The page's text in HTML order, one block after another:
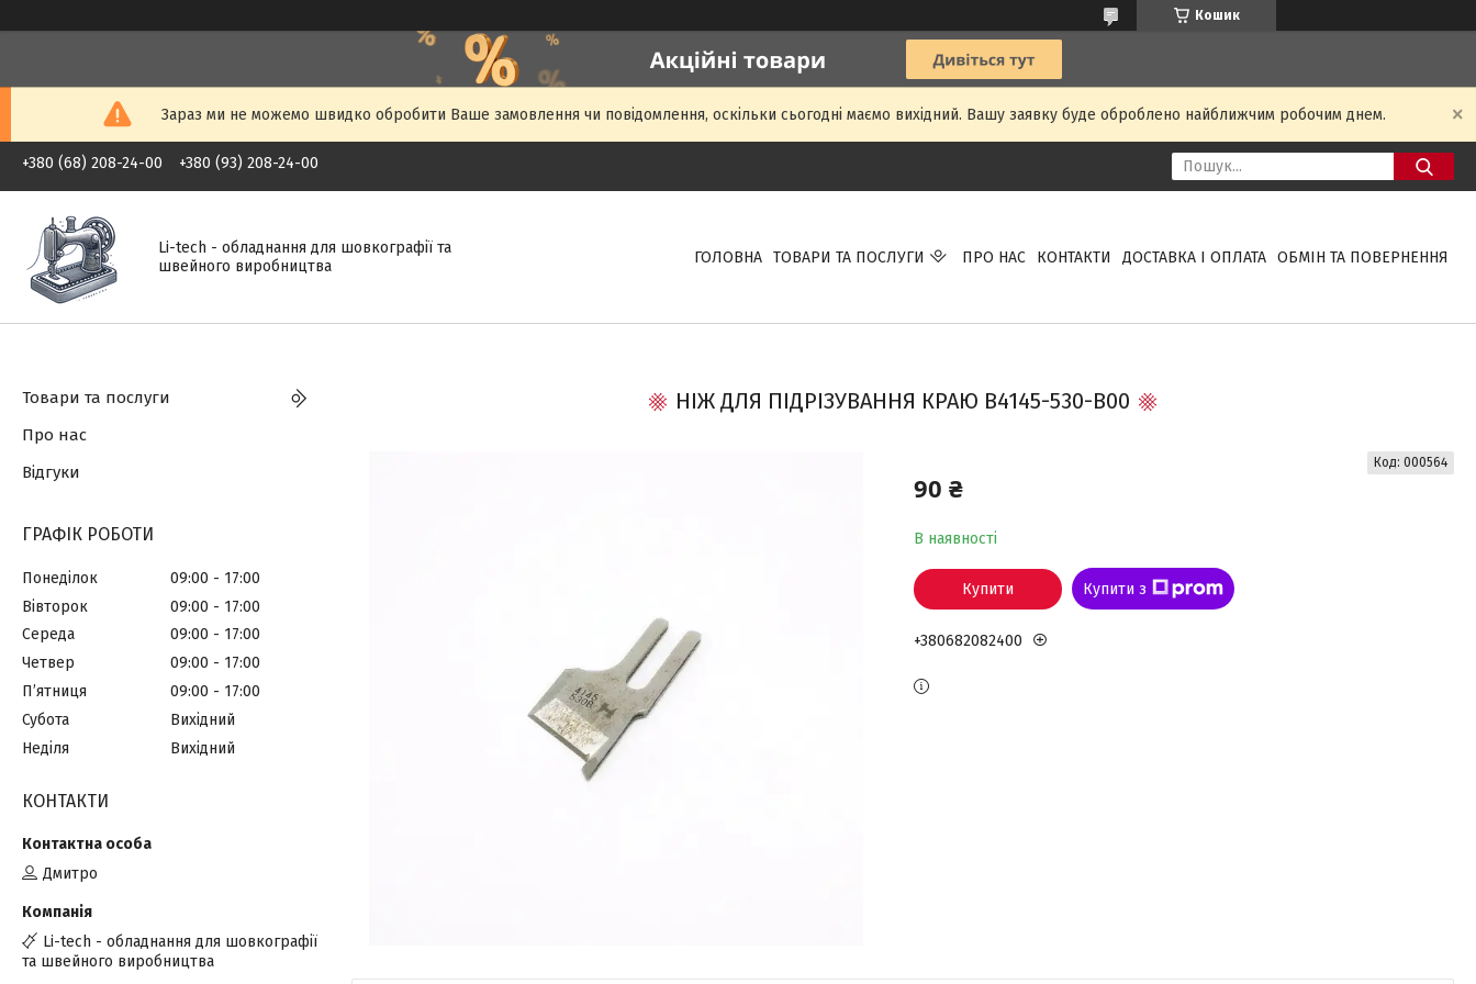
Кошик
Зараз ми не можемо швидко обробити Ваше замовлення чи повідомлення, оскільки сьогодні маємо вихідний. Вашу заявку буде оброблено найближчим робочим днем.
+380 (68) 208-24-00 +380 (93) 208-24-00
Li-tech - обладнання для шовкографії та
швейного виробництва
ГОЛОВНА ТОВАРИ ТА ПОСЛУГИ ПРО НАС КОНТАКТИ ДОСТАВКА І ОПЛАТА ОБМІН ТА ПОВЕРНЕННЯ
НІЖ ДЛЯ ПІДРІЗУВАННЯ КРАЮ B4145-530-B00
90 ₴
В наявності
Код: 000564
Купити Купити з
+380682082400
Товари та послуги
Про нас
Відгуки
ГРАФІК РОБОТИ
Понеділок 09:00
17:00
Вівторок
09:00
17:00
Середа
09:00
17:00
Четвер
09:00
17:00
Пʼятниця
09:00
17:00
Субота
Вихідний
Неділя
Вихідний
КОНТАКТИ
Дмитро
Li-tech - обладнання для шовкографії
та швейного виробництва